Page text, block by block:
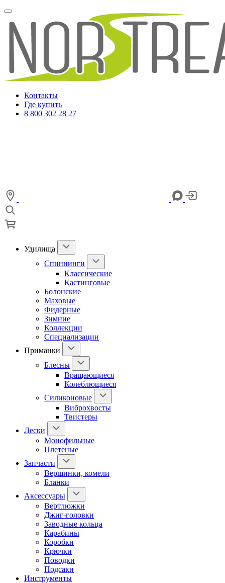
Контакты
Где купить
8 800 302 28 27
Удилища
Спиннинги
Классические
Кастинговые
Болонские
Маховые
Фидерные
Зимние
Коллекции
Специализации
Приманки
Блесны
Вращающиеся
Колеблющиеся
Силиконовые
Виброхвосты
Твистеры
Лески
Монофильные
Плетеные
Запчасти
Вершинки, комели
Бланки
Аксессуары
Вертлюжки
Джиг-головки
Заводные кольца
Карабины
Коробки
Крючки
Поводки
Подсаки
Инструменты